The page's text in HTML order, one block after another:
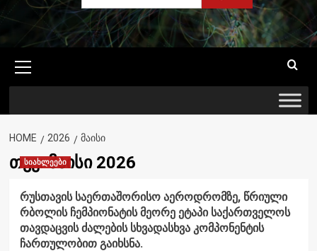
Menu
HOME 2026 ᲛᲐᲘᲡᲘ
თვე:მაისი 2026
სიახლეები
რუსთავის საერთაშორისო აეროდრომზე, წრიული
რბოლის ჩემპიონატის მეორე ეტაპი საქართველოს
თავდაცვის ძალების სხვადასხვა კომპონენტის
ჩართულობით გაიხსნა.